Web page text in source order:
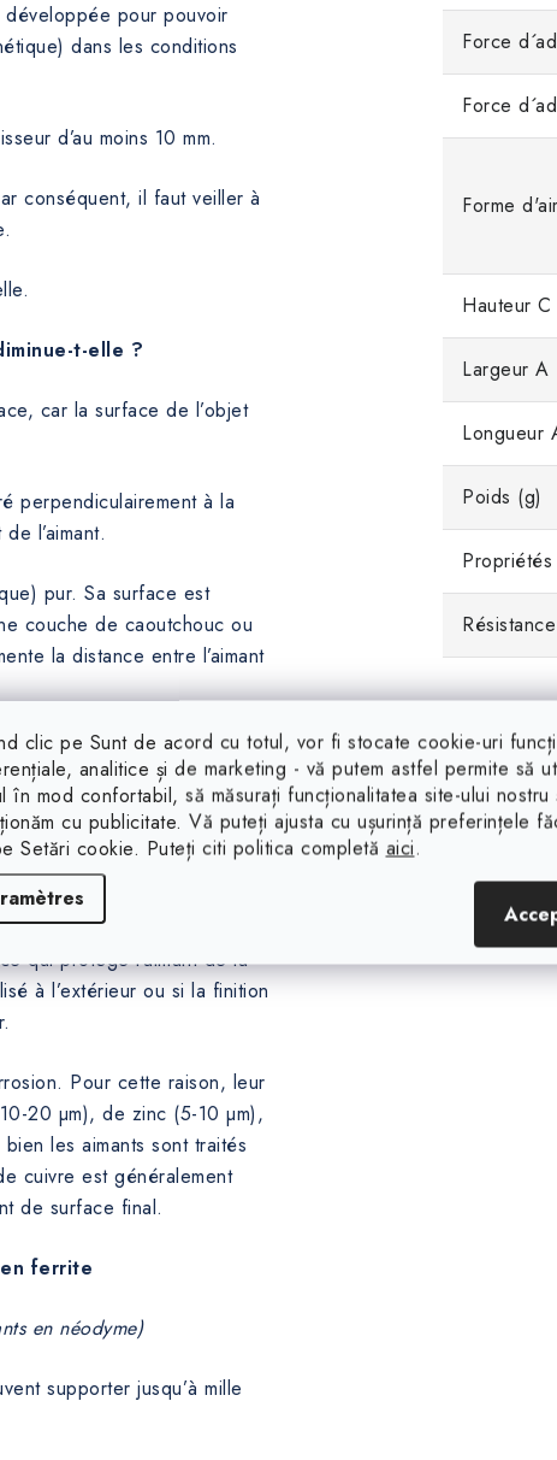
clic pe Sunt de acord cu totul, vor fi stocate cookie-uri
analitice și de marketing - vă putem astfel permite să
în mod confortabil, să măsurați funcționalitatea site-ului nostru
cu publicitate. Vă puteți ajusta cu ușurință preferințele
Setări cookie. Puteți citi politica completă aici.
pour pouvoir
dans les conditions
d’au moins 10 mm.
conséquent, il faut veiller à
t-elle ?
car la surface de l’objet
perpendiculairement à la
l’aimant.
pur. Sa surface est
couche de caoutchouc ou
la distance entre l’aimant
l’aimant et la rondelle
faible.
qui protège l’aimant de la
à l’extérieur ou si la finition
Pour cette raison, leur
20 µm), de zinc (5-10 µm),
les aimants sont traités
cuivre est généralement
de surface final.
en ferrite
en néodyme)
supporter jusqu’à mille
Force
Force
Forme
Hauteur C
Largeur A
Longueur
Poids (g)